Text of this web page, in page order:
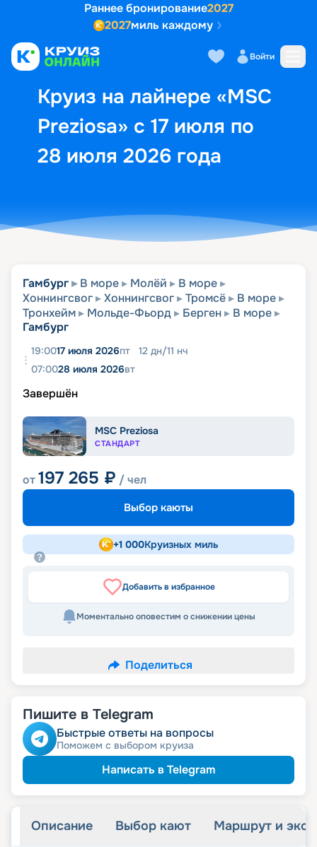
Раннее бронирование2027
2027миль каждому
Войти
Круиз на лайнере «MSC
Preziosa» с 17 июля по
28 июля 2026 года
Выбор кают Маршрут и
Гамбург В море Молёй
В море
Хоннингсвог
Хоннингсвог Тромсё
В море
Тронхейм
Мольде-Фьорд Берген
В море
Гамбург
19:0017 июля 2026пт 12 дн/11 нч
07:0028 июля 2026вт
Завершён
MSC Preziosa
СТАНДАРТ
от197 265 ₽ / чел
Выбор каюты
+1 000Круизных миль
Добавить в избранное
Моментально оповестим о снижении цены
Поделиться
Пишите в Telegram
Быстрые ответы на вопросы
Поможем с выбором круиза
Написать в Telegram
Описание Выбор кают Маршрут и